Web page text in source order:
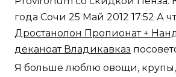
года Сочи 25 Май 2012 17:52 А
Дростанолон Пропионат +
деканоат Владикавказ
Я больше люблю овощи,